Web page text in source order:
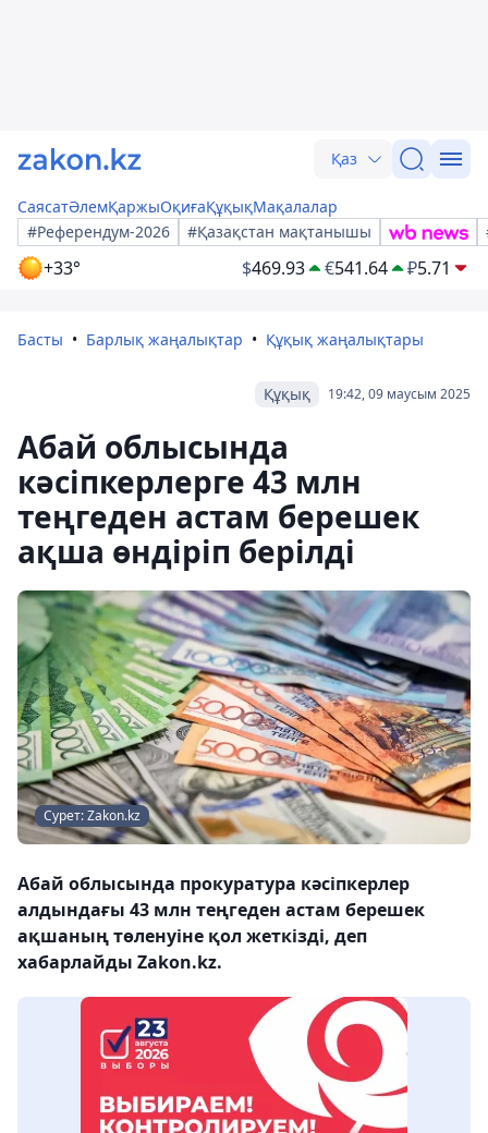
Қаз
СаясатӘлемҚаржыОқиғаҚұқықМақалалар
#Референдум-2026
#Қазақстан мақтанышы
+33° $469.93 €541.64 ₽5.71
Басты Барлық жаңалықтар Құқық жаңалықтары
19:42, 09 маусым 2025
Құқық
Абай облысында
кәсіпкерлерге 43 млн
теңгеден астам берешек
ақша өндіріп берілді
Сурет: Zakon.kz
Абай облысында прокуратура кәсіпкерлер
алдындағы 43 млн теңгеден астам берешек
ақшаның төленуіне қол жеткізді, деп
хабарлайды Zakon.kz.